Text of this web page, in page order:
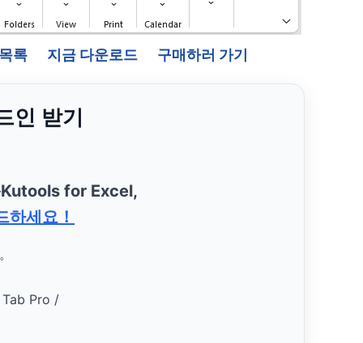
록 지금 다운로드 구매하러 가기
인 받기
Kutools for Excel,
하세요！
Pro /